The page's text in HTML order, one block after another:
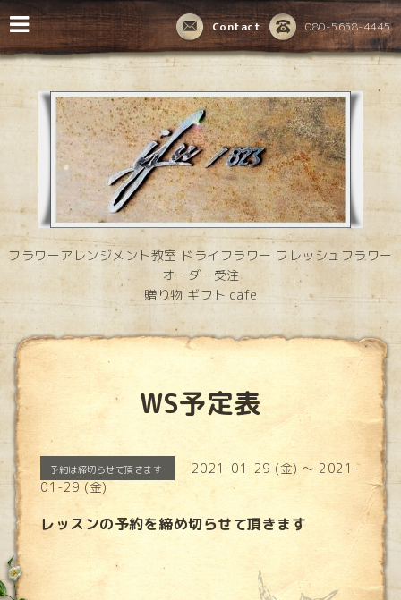
080-5658-4445
Contact
フラワーアレンジメント教室 ドライフラワー フレッシュフラワー
オーダー受注
贈り物 ギフト cafe
WS予定表
予約は締切らせて頂きます
2021-01-29 (金) ～ 2021-
01-29 (金)
レッスンの予約を締め切らせて頂きます